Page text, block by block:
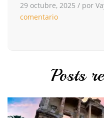
29 octubre, 2025 / por
comentario
Posts